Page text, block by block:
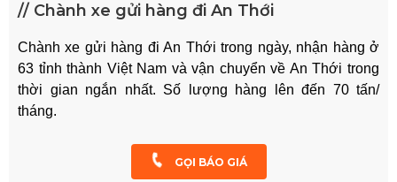
// Chành xe gửi hàng đi An Thới
Chành xe gửi hàng đi An Thới trong ngày, nhận hàng ở
63 tỉnh thành Việt Nam và vận chuyển về An Thới trong
thời gian ngắn nhất. Số lượng hàng lên đến 70 tấn/
tháng.
GỌI BÁO GIÁ